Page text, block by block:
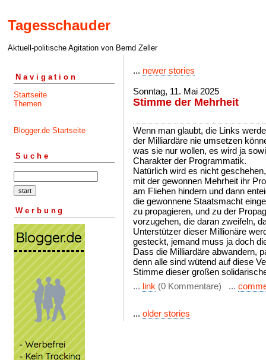
Tagesschauder
Aktuell-politische Agitation von Bernd Zeller
Navigation
Startseite
Themen
Blogger.de Startseite
Suche
Werbung
... newer stories
Sonntag, 11. Mai 2025
Stimme der Mehrheit
Wenn man glaubt, die Links
der Milliardäre nie umsetzen
was sie nur wollen, es wird ja
Charakter der Programmatik.
Natürlich wird es nicht
mit der gewonnen Mehrheit ihr
am Fliehen hindern und dann
die gewonnene Staatsmacht
zu propagieren, und zu der
vorzugehen, die daran zweifeln,
Unterstützer dieser Millionäre
gesteckt, jemand muss ja doch
Dass die Milliardäre abwandern,
denn alle sind wütend auf diese
Stimme dieser großen
... link (0 Kommentare) ...
... older stories